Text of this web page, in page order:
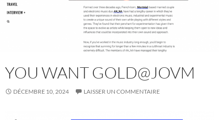
YOU WANT GOLD@JOVM
DÉCEMBRE 10, 2024 LAISSER UN COMMENTAIRE